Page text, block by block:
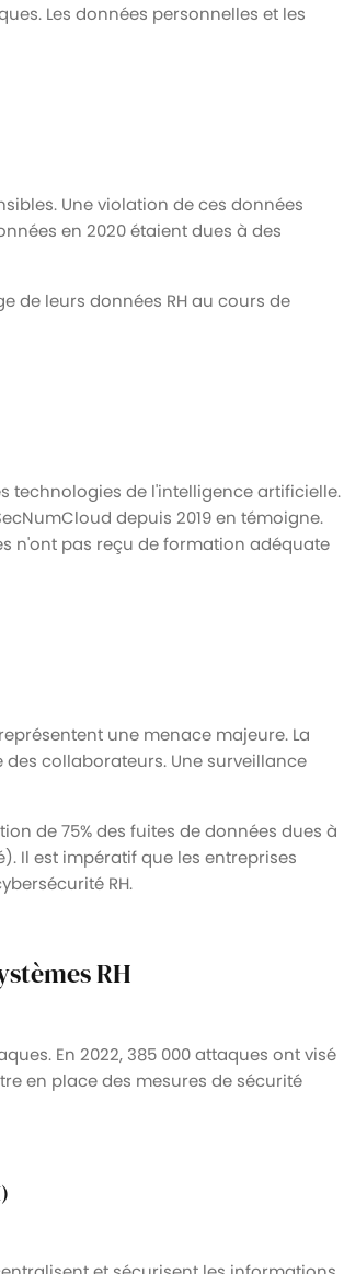
Les données personnelles et les
Une violation de ces données
en 2020 étaient dues à des
de leurs données RH au cours de
technologies de l'intelligence artificielle.
depuis 2019 en témoigne.
n'ont pas reçu de formation adéquate
une menace majeure. La
collaborateurs. Une surveillance
de 75% des fuites de données dues à
Il est impératif que les entreprises
RH.
RH
En 2022, 385 000 attaques ont visé
en place des mesures de sécurité